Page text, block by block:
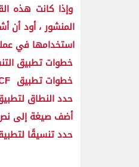
المنشور ، أود
استخدامها في
خطوات تطبيق
خطوات تطبيق
حدد النطاق
أضف صيغة إلى
حدد تنسيقًا